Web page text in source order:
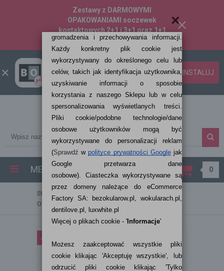
Zestawy z DARMOWYMI
OPAKOWANIAMI soczewek
kontaktowych 2+1 i 3+1 oraz 1+1
50% taniej!- SPRAWDŹ!
Bezokularow.pl
Pobierz aplikację
ZAINSTALUJ
MENU 0
Strona główna
OPTIX® for ASTIGMATISM 6 szt.
-21%
×